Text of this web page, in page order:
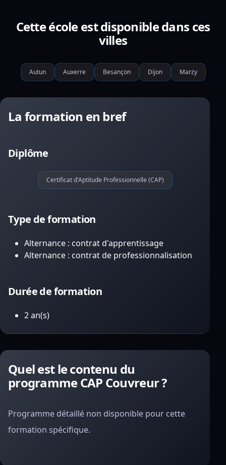
Cette école est disponible dans ces
villes
Autun Auxerre Besançon Dijon Marzy
La formation en bref
Diplôme
Certificat d'Aptitude Professionnelle (CAP)
Type de formation
Alternance : contrat d'apprentissage
Alternance : contrat de professionnalisation
Durée de formation
2 an(s)
Quel est le contenu du
programme CAP Couvreur ?
Programme détaillé non disponible pour cette
formation spécifique.